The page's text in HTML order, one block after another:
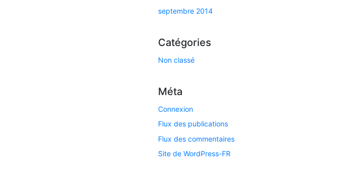
septembre 2014
Catégories
Non classé
Méta
Connexion
Flux des publications
Flux des commentaires
Site de WordPress-FR